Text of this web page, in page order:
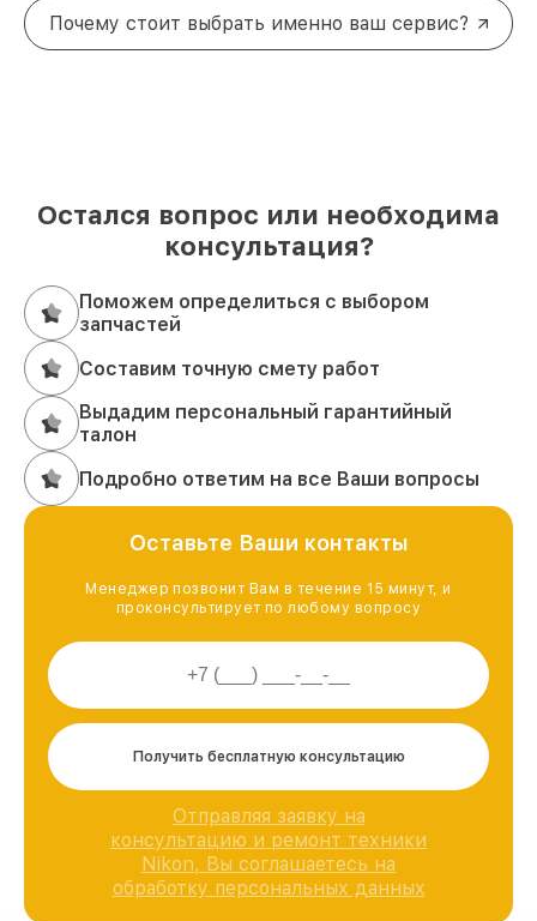
Почему стоит выбрать именно ваш сервис?
Остался вопрос или необходима
консультация?
Поможем определиться с выбором
запчастей
Составим точную смету работ
Выдадим персональный гарантийный
талон
Подробно ответим на все Ваши вопросы
Оставьте Ваши контакты
Менеджер позвонит Вам в течение 15 минут, и
проконсультирует по любому вопросу
Получить бесплатную консультацию
Отправляя заявку на
консультацию и ремонт техники
Nikon, Вы соглашаетесь на
обработку персональных данных